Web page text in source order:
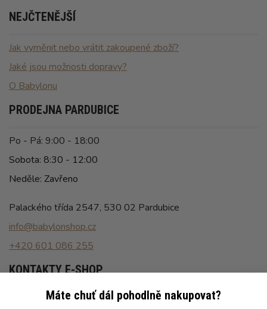
NEJČTENĚJŠÍ
Jak vyměnit nebo vrátit zakoupené zboží?
Jaké jsou možnosti dopravy?
O Babylonu
PRODEJNA PARDUBICE
Po - Pá: 9:00 - 18:00
Sobota: 8:30 - 12:00
Neděle: Zavřeno
Palackého třída 2547, 530 02 Pardubice
info@babylonshop.cz
+420 601 086 255
KONTAKTY E-SHOP
Po - Pá: 8:00 - 16:30
Máte chuť dál pohodlně nakupovat?